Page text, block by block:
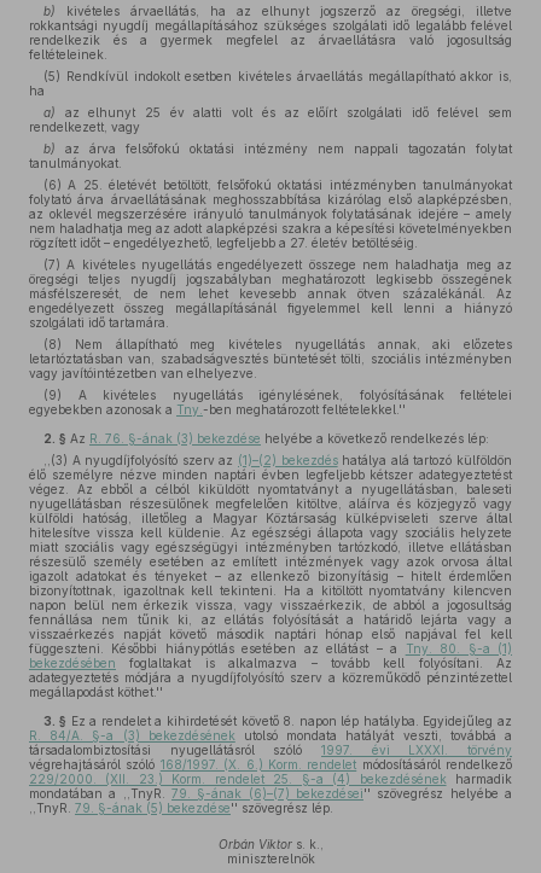
b) kivételes árvaellátás, ha az elhunyt jogszerző az öregségi, illetve
rokkantsági nyugdíj megállapításához szükséges szolgálati idő legalább felével
rendelkezik és a gyermek megfelel az árvaellátásra való jogosultság
feltételeinek.
(5) Rendkívül indokolt esetben kivételes árvaellátás megállapítható akkor is,
ha
a) az elhunyt 25 év alatti volt és az előírt szolgálati idő felével sem
rendelkezett, vagy
b) az árva felsőfokú oktatási intézmény nem nappali tagozatán folytat
tanulmányokat.
(6) A 25. életévét betöltött, felsőfokú oktatási intézményben tanulmányokat
folytató árva árvaellátásának meghosszabbítása kizárólag első alapképzésben,
az oklevél megszerzésére irányuló tanulmányok folytatásának idejére – amely
nem haladhatja meg az adott alapképzési szakra a képesítési követelményekben
rögzített időt – engedélyezhető, legfeljebb a 27. életév betöltéséig.
(7) A kivételes nyugellátás engedélyezett összege nem haladhatja meg az
öregségi teljes nyugdíj jogszabályban meghatározott legkisebb összegének
másfélszeresét, de nem lehet kevesebb annak ötven százalékánál. Az
engedélyezett összeg megállapításánál figyelemmel kell lenni a hiányzó
szolgálati idő tartamára.
(8) Nem állapítható meg kivételes nyugellátás annak, aki előzetes
letartóztatásban van, szabadságvesztés büntetését tölti, szociális intézményben
vagy javítóintézetben van elhelyezve.
(9) A kivételes nyugellátás igénylésének, folyósításának feltételei
egyebekben azonosak a Tny. -ben meghatározott feltételekkel.''
2. § Az R. 76. §-ának (3) bekezdése helyébe a következő rendelkezés lép:
,,(3) A nyugdíjfolyósító szerv az (1)–(2) bekezdéshatálya alá tartozó külföldön
élő személyre nézve minden naptári évben legfeljebb kétszer adategyeztetést
végez. Az ebből a célból kiküldött nyomtatványt a nyugellátásban, baleseti
nyugellátásban részesülőnek megfelelően kitöltve, aláírva és közjegyző vagy
külföldi hatóság, illetőleg a Magyar Köztársaság külképviseleti szerve által
hitelesítve vissza kell küldenie. Az egészségi állapota vagy szociális helyzete
miatt szociális vagy egészségügyi intézményben tartózkodó, illetve ellátásban
részesülő személy esetében az említett intézmények vagy azok orvosa által
igazolt adatokat és tényeket – az ellenkező bizonyításig – hitelt érdemlően
bizonyítottnak, igazoltnak kell tekinteni. Ha a kitöltött nyomtatvány kilencven
napon belül nem érkezik vissza, vagy visszaérkezik, de abból a jogosultság
fennállása nem tűnik ki, az ellátás folyósítását a határidő lejárta vagy a
visszaérkezés napját követő második naptári hónap első napjával fel kell
függeszteni. Későbbi hiánypótlás esetében az ellátást – a
Tny. 80. §-a (1)
bekezdésében foglaltakat is alkalmazva – tovább kell folyósítani. Az
adategyeztetés módjára a nyugdíjfolyósító szerv a közreműködő pénzintézettel
megállapodást köthet.''
3. § Ez a rendelet a kihirdetését követő 8. napon lép hatályba. Egyidejűleg az
R. 84/A. §-a (3) bekezdésének utolsó mondata hatályát veszti, továbbá a
társadalombiztosítási nyugellátásról szóló 1997. évi LXXXI. törvény
végrehajtásáról szóló 168/1997. (X. 6.) Korm. rendelet módosításáról rendelkező
229/2000. (XII. 23.) Korm. rendelet 25. §-a (4) bekezdésének harmadik
mondatában a ,,TnyR. 79. §-ának (6)–(7) bekezdései'' szövegrész helyébe a
,,TnyR. 79. §-ának (5) bekezdése'' szövegrész lép.
Orbán Viktors. k.,
miniszterelnök